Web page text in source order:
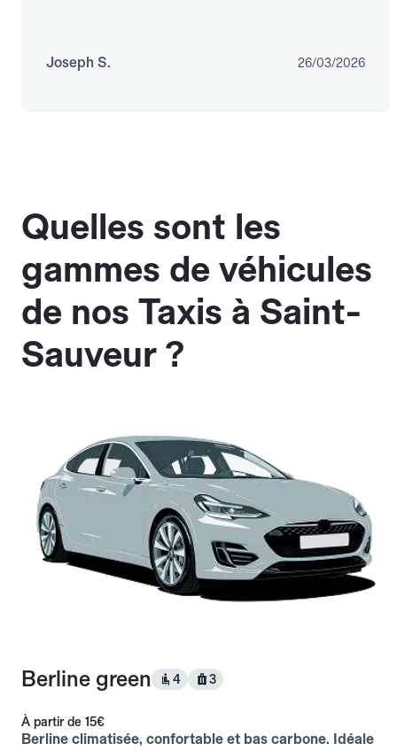
Joseph S. 26/03/2026
Quelles sont les
gammes de véhicules
de nos Taxis à Saint-
Sauveur ?
Berline green 4 3
À partir de 15€
Berline climatisée, confortable et bas carbone. Idéale